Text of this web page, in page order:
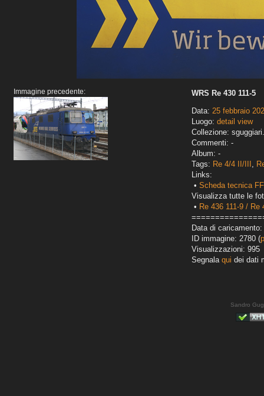
Immagine precedente:
WRS Re 430 111-5
Data: 25 febbraio
Luogo: detail view
Collezione:
Commenti: -
Album: -
Tags: Re 4/4 II/III ,
Links:
• Scheda tecnica
Visualizza tutte le
• Re 436 111-9 / Re
Data di
ID immagine: 2780 (
Visualizzazioni: 995
Segnala qui dei dati
Sandro